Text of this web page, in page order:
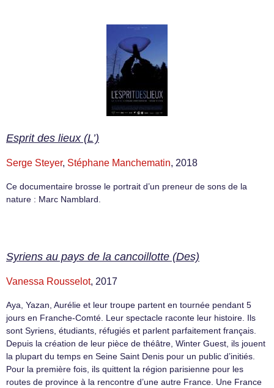
Esprit des lieux (L’)
Serge Steyer, Stéphane Manchematin, 2018
Ce documentaire brosse le portrait d’un preneur de sons de la
nature : Marc Namblard.
Syriens au pays de la cancoillotte (Des)
Vanessa Rousselot, 2017
Aya, Yazan, Aurélie et leur troupe partent en tournée pendant 5
jours en Franche-Comté. Leur spectacle raconte leur histoire. Ils
sont Syriens, étudiants, réfugiés et parlent parfaitement français.
Depuis la création de leur pièce de théâtre, Winter Guest, ils jouent
la plupart du temps en Seine Saint Denis pour un public d’initiés.
Pour la première fois, ils quittent la région parisienne pour les
routes de province à la rencontre d’une autre France. Une France